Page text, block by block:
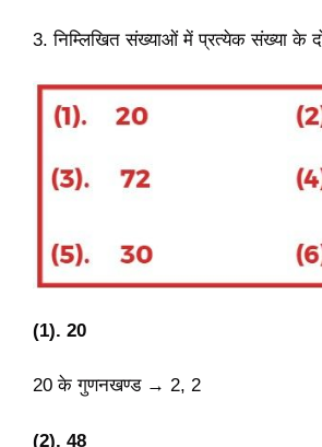
3. निम्लिखित संख्याओं में प्रत्येक संख्या के
(1). 20
20 के गुणनखण्ड → 2, 2
(2). 48